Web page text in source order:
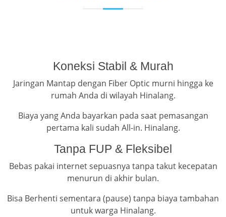
Koneksi Stabil & Murah
Jaringan Mantap dengan Fiber Optic murni hingga ke
rumah Anda di wilayah Hinalang.
Biaya yang Anda bayarkan pada saat pemasangan
pertama kali sudah All-in. Hinalang.
Tanpa FUP & Fleksibel
Bebas pakai internet sepuasnya tanpa takut kecepatan
menurun di akhir bulan.
Bisa Berhenti sementara (pause) tanpa biaya tambahan
untuk warga Hinalang.